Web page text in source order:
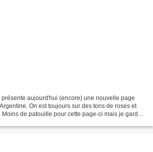
présente aujourd'hui (encore) une nouvelle page
On est toujours sur des tons de roses et
de patouille pour cette page-ci mais je garde